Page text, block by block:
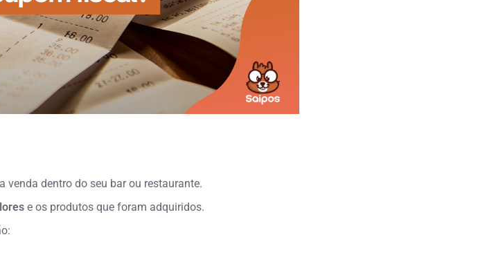
dentro do seu bar ou restaurante.
e os produtos que foram adquiridos.